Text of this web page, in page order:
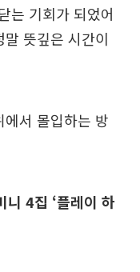
는 기회가 되었어
뜻깊은 시간이
서 몰입하는 방
4집 ‘플레이 하